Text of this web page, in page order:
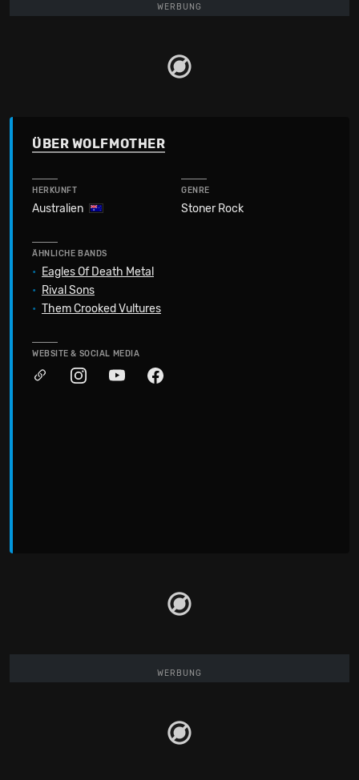
WERBUNG
ÜBER WOLFMOTHER
HERKUNFT
Australien
GENRE
Stoner Rock
ÄHNLICHE BANDS
• Eagles Of Death Metal
• Rival Sons
• Them Crooked Vultures
WEBSITE & SOCIAL MEDIA
WERBUNG